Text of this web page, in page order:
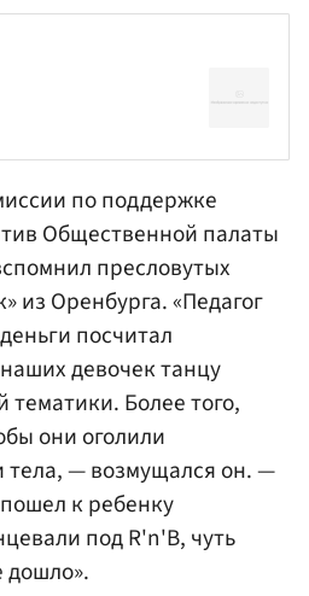
по поддержке
Общественной палаты
пресловутых
из Оренбурга. «Педагог
посчитал
девочек танцу
Более того,
они оголили
тела, — возмущался он. —
к ребенку
под R'n'B, чуть
дошло».